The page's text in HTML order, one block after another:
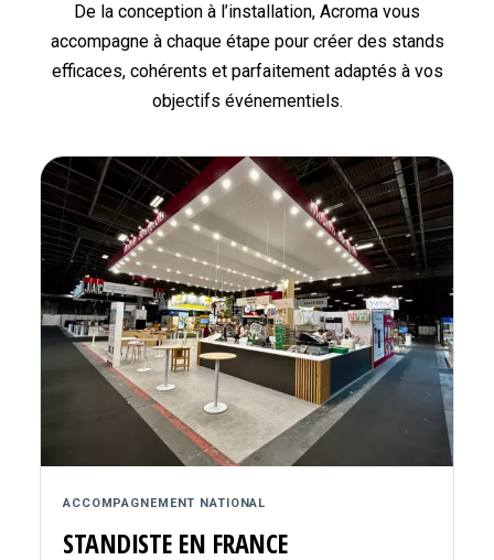
De la conception à l’installation, Acroma vous
accompagne à chaque étape pour créer des stands
efficaces, cohérents et parfaitement adaptés à vos
objectifs événementiels.
ACCOMPAGNEMENT NATIONAL
STANDISTE EN FRANCE